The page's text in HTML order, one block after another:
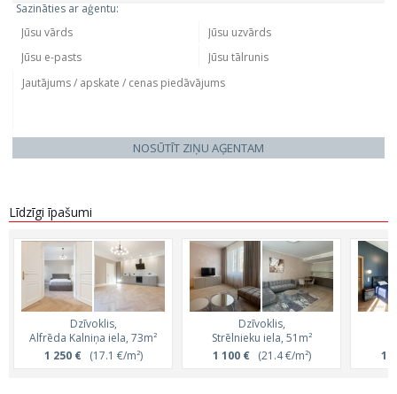
Sazināties ar aģentu:
NOSŪTĪT ZIŅU AĢENTAM
Līdzīgi īpašumi
Dzīvoklis,
Alfrēda Kalniņa iela, 73m²
1 250 €(17.1 €/m²)
Dzīvoklis,
Strēlnieku iela, 51m²
1 100 €(21.4 €/m²)
1